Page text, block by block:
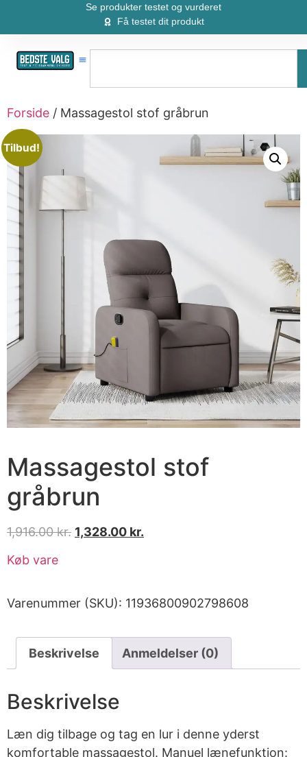
Se produkter testet og vurderet
Få testet dit produkt
Forside / Massagestol stof gråbrun
Tilbud!
Massagestol stof
gråbrun
1,916.00kr. 1,328.00 kr.
Køb vare
Varenummer (SKU): 11936800902798608
Beskrivelse Anmeldelser (0)
Beskrivelse
Læn dig tilbage og tag en lur i denne yderst
komfortable massagestol. Manuel lænefunktion: